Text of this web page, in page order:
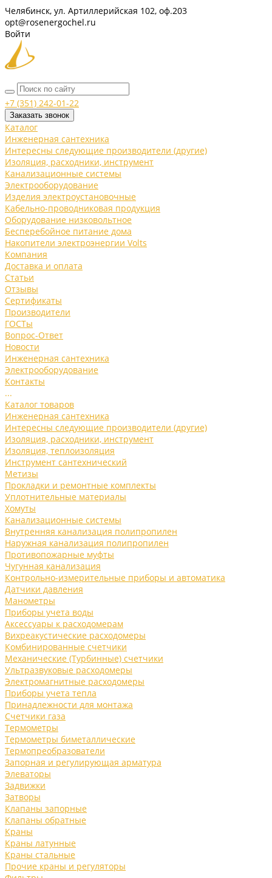
Челябинск, ул. Артиллерийская 102, оф.203
opt@rosenergochel.ru
Войти
+7 (351) 242-01-22
Заказать звонок
Каталог
Инженерная сантехника
Интересны следующие производители (другие)
Изоляция, расходники, инструмент
Канализационные системы
Электрооборудование
Изделия электроустановочные
Кабельно-проводниковая продукция
Оборудование низковольтное
Бесперебойное питание дома
Накопители электроэнергии Volts
Компания
Доставка и оплата
Статьи
Отзывы
Сертификаты
Производители
ГОСТы
Вопрос-Ответ
Новости
Инженерная сантехника
Электрооборудование
Контакты
...
Каталог товаров
Инженерная сантехника
Интересны следующие производители (другие)
Изоляция, расходники, инструмент
Изоляция, теплоизоляция
Инструмент сантехнический
Метизы
Прокладки и ремонтные комплекты
Уплотнительные материалы
Хомуты
Канализационные системы
Внутренняя канализация полипропилен
Наружная канализация полипропилен
Противопожарные муфты
Чугунная канализация
Контрольно-измерительные приборы и автоматика
Датчики давления
Манометры
Приборы учета воды
Аксессуары к расходомерам
Вихреакустические расходомеры
Комбинированные счетчики
Механические (Турбинные) счетчики
Ультразвуковые расходомеры
Электромагнитные расходомеры
Приборы учета тепла
Принадлежности для монтажа
Счетчики газа
Термометры
Термометры биметаллические
Термопреобразователи
Запорная и регулирующая арматура
Элеваторы
Задвижки
Затворы
Клапаны запорные
Клапаны обратные
Краны
Краны латунные
Краны стальные
Прочие краны и регуляторы